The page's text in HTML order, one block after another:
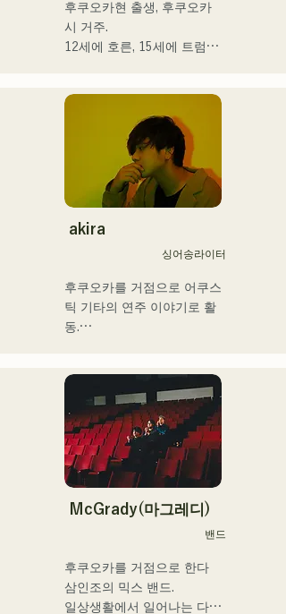
후쿠오카현 출생, 후쿠오카
시 거주.
12세에 호른, 15세에 트럼펫
릭 베이스를 손에 넣는다. 18
세, 후쿠오카 커뮤니케이션
아트 전문학교에 입학. 졸업
후, 프로베이시스트로서 활
동을 개시.
국내외의 아티스트와 라이브
·콘서트·학교 콘서트·투어·이
레슨·출장 레슨·프라이빗 레
슨 등. Youtube에는 취주악
용 해설 동영상을 업.
최근에는 동영상 제작 편집·
고 있다.
그 음악성은 다 장르에 그리
고 클래식·락·팝스·J-Pop·라
틴·재즈·고스펠·R&B·퓨전·서
울·펑크·취주악·연가·민족 음
악 등, 다양한 스타일의 음악
을 연주한다.
이들의 스타일이나 곡에 맞
akira
싱어송라이터
후쿠오카를 거점으로 어쿠스
틱 기타의 연주 이야기로 활
동.
가스펠을 만져 자란다.
중학교 2학년 여름방학에 기
타를 연주하기 시작하면서
동시에 작사 작곡도 하게 됐
다.
17세에 공민관이나 카페 등
에서의 음악 활동을 개시, 현
브 하우스 등에도 활동의 장
을 펼치고 있다.
누구에게나 있는 마음의 움
직임을 가사에 실어주는 강
McGrady(마그레디)
밴드
후쿠오카를 거점으로 한다
삼인조의 믹스 밴드.
일상생활에서 일어나는 다양